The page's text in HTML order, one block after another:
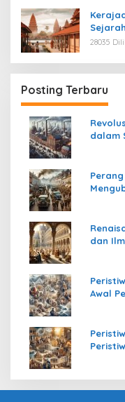
28035
Posting Terbaru
dalam
dan
Awal